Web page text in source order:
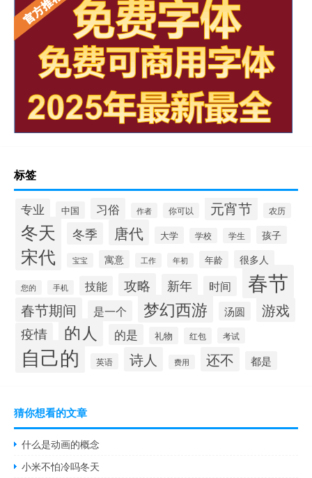
标签
专业 中国 习俗 作者 你可以 元宵节 农历
冬天 冬季 唐代 大学 学校 学生 孩子
宋代 宝宝 寓意 工作 年初 年龄 很多人
您的 手机 技能 攻略 新年 时间 春节
春节期间 是一个 梦幻西游 汤圆 游戏
疫情 的人 的是 礼物 红包 考试
自己的 英语 诗人 费用 还不 都是
猜你想看的文章
什么是动画的概念
小米不怕冷吗冬天